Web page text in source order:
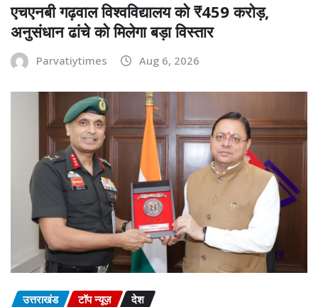
एचएनबी गढ़वाल विश्वविद्यालय को ₹459 करोड़,
अनुसंधान ढांचे को मिलेगा बड़ा विस्तार
Parvatiytimes Aug 6, 2026
उत्तराखंड टॉप न्यूज़ देश